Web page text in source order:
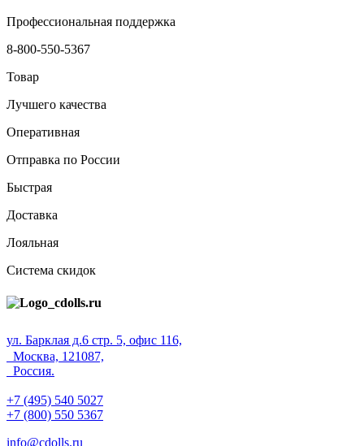
Профессиональная поддержка
8-800-550-5367
Товар
Лучшего качества
Оперативная
Отправка по России
Быстрая
Доставка
Лояльная
Система скидок
ул. Барклая д.6 стр. 5, офис 116,
Москва, 121087,
Россия.
+7 (495) 540 5027
+7 (800) 550 5367
info@cdolls.ru